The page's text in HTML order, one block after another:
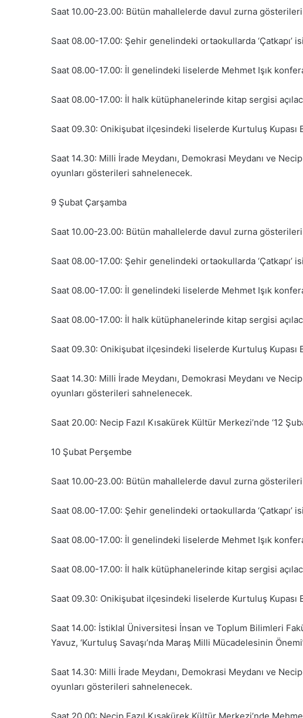
Saat 10.00-23.00: Bütün mahallelerde davul zurna
Saat 08.00-17.00: Şehir genelindeki ortaokullarda
Saat 08.00-17.00: İl genelindeki liselerde Mehmet Işık
Saat 08.00-17.00: İl halk kütüphanelerinde kitap sergisi
Saat 09.30: Onikişubat ilçesindeki liselerde Kurtuluş
Saat 14.30: Milli İrade Meydanı, Demokrasi Meydanı ve
oyunları gösterileri sahnelenecek.
9 Şubat Çarşamba
Saat 10.00-23.00: Bütün mahallelerde davul zurna
Saat 08.00-17.00: Şehir genelindeki ortaokullarda
Saat 08.00-17.00: İl genelindeki liselerde Mehmet Işık
Saat 08.00-17.00: İl halk kütüphanelerinde kitap sergisi
Saat 09.30: Onikişubat ilçesindeki liselerde Kurtuluş
Saat 14.30: Milli İrade Meydanı, Demokrasi Meydanı ve
oyunları gösterileri sahnelenecek.
Saat 20.00: Necip Fazıl Kısakürek Kültür Merkezi’nde ‘12
10 Şubat Perşembe
Saat 10.00-23.00: Bütün mahallelerde davul zurna
Saat 08.00-17.00: Şehir genelindeki ortaokullarda
Saat 08.00-17.00: İl genelindeki liselerde Mehmet Işık
Saat 08.00-17.00: İl halk kütüphanelerinde kitap sergisi
Saat 09.30: Onikişubat ilçesindeki liselerde Kurtuluş
Saat 14.00: İstiklal Üniversitesi İnsan ve Toplum Bilimleri
Yavuz, ‘Kurtuluş Savaşı’nda Maraş Milli Mücadelesinin
Saat 14.30: Milli İrade Meydanı, Demokrasi Meydanı ve
oyunları gösterileri sahnelenecek.